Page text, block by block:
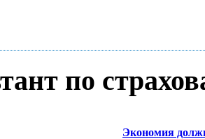
по
Экономия